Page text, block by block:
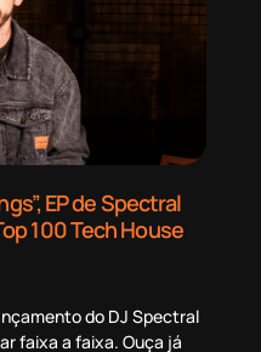
EP de Spectral
100 Tech House
do DJ Spectral
faixa a faixa. Ouça já